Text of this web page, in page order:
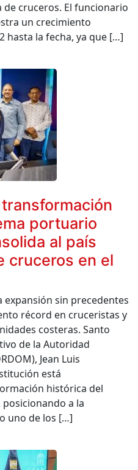
cruceros. El funcionario
un crecimiento
hasta la fecha, ya que […]
portuario
al país
cruceros en el
expansión sin precedentes
récord en cruceristas y
costeras. Santo
de la Autoridad
Jean Luis
está
histórica del
a la
uno de los […]